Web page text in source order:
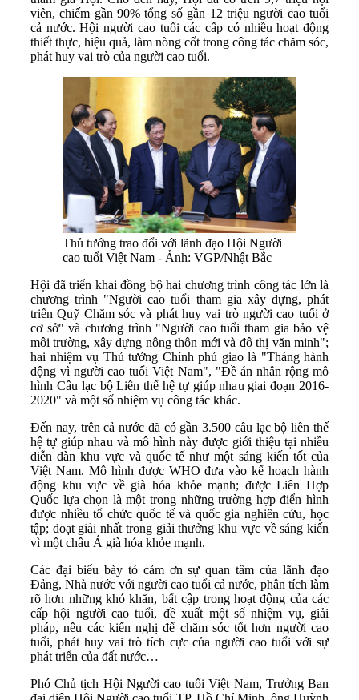
viên, chiếm gần 90% tổng số gần 12 triệu người cao tuổi
cả nước. Hội người cao tuổi các cấp có nhiều hoạt động
thiết thực, hiệu quả, làm nòng cốt trong công tác chăm sóc,
phát huy vai trò của người cao tuổi.
Thủ tướng trao đổi với lãnh đạo Hội Người
cao tuổi Việt Nam - Ảnh: VGP/Nhật Bắc
Hội đã triển khai đồng bộ hai chương trình công tác lớn là
chương trình "Người cao tuổi tham gia xây dựng, phát
triển Quỹ Chăm sóc và phát huy vai trò người cao tuổi ở
cơ sở" và chương trình "Người cao tuổi tham gia bảo vệ
môi trường, xây dựng nông thôn mới và đô thị văn minh";
hai nhiệm vụ Thủ tướng Chính phủ giao là "Tháng hành
động vì người cao tuổi Việt Nam", "Đề án nhân rộng mô
hình Câu lạc bộ Liên thế hệ tự giúp nhau giai đoạn 2016-
2020" và một số nhiệm vụ công tác khác.
Đến nay, trên cả nước đã có gần 3.500 câu lạc bộ liên thế
hệ tự giúp nhau và mô hình này được giới thiệu tại nhiều
diễn đàn khu vực và quốc tế như một sáng kiến tốt của
Việt Nam. Mô hình được WHO đưa vào kế hoạch hành
động khu vực về già hóa khỏe mạnh; được Liên Hợp
Quốc lựa chọn là một trong những trường hợp điển hình
được nhiều tổ chức quốc tế và quốc gia nghiên cứu, học
tập; đoạt giải nhất trong giải thưởng khu vực về sáng kiến
vì một châu Á già hóa khỏe mạnh.
Các đại biểu bày tỏ cảm ơn sự quan tâm của lãnh đạo
Đảng, Nhà nước với người cao tuổi cả nước, phân tích làm
rõ hơn những khó khăn, bất cập trong hoạt động của các
cấp hội người cao tuổi, đề xuất một số nhiệm vụ, giải
pháp, nêu các kiến nghị để chăm sóc tốt hơn người cao
tuổi, phát huy vai trò tích cực của người cao tuổi với sự
phát triển của đất nước…
Phó Chủ tịch Hội Người cao tuổi Việt Nam, Trưởng Ban